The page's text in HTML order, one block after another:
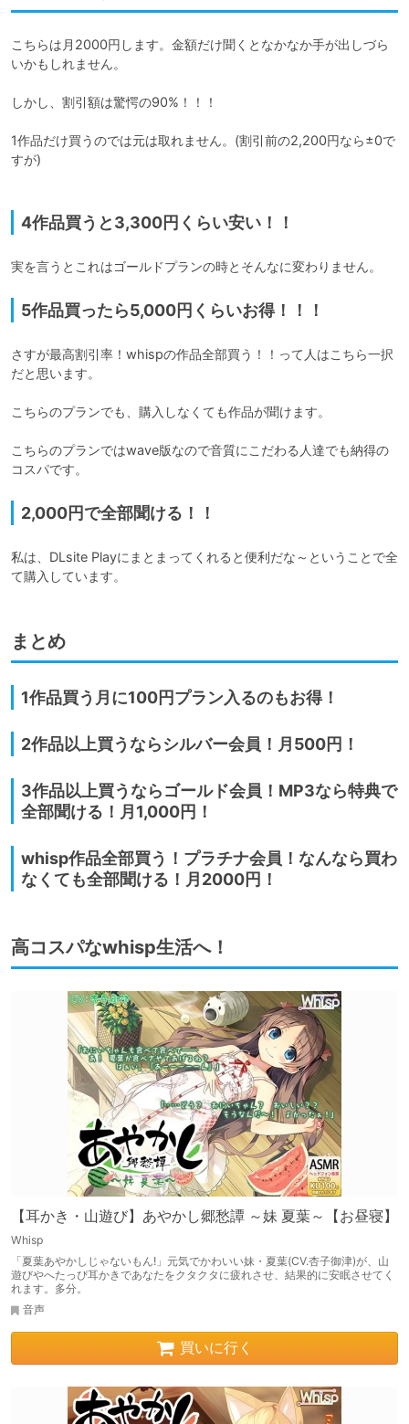
こちらは月2000円します。金額だけ聞くとなかなか手が出しづら
いかもしれません。
しかし、割引額は驚愕の90%！！！
1作品だけ買うのでは元は取れません。(割引前の2,200円なら±0で
すが)
4作品買うと3,300円くらい安い！！
実を言うとこれはゴールドプランの時とそんなに変わりません。
5作品買ったら5,000円くらいお得！！！
さすが最高割引率！whispの作品全部買う！！って人はこちら一択
だと思います。
こちらのプランでも、購入しなくても作品が聞けます。
こちらのプランではwave版なので音質にこだわる人達でも納得の
コスパです。
2,000円で全部聞ける！！
私は、DLsite Playにまとまってくれると便利だな～ということで全
て購入しています。
まとめ
1作品買う月に100円プラン入るのもお得！
2作品以上買うならシルバー会員！月500円！
3作品以上買うならゴールド会員！MP3なら特典で
全部聞ける！月1,000円！
whisp作品全部買う！プラチナ会員！なんなら買わ
なくても全部聞ける！月2000円！
高コスパなwhisp生活へ！
【耳かき・山遊び】あやかし郷愁譚 ～妹 夏葉～【お昼寝】
Whisp
「夏葉あやかしじゃないもん!」元気でかわいい妹・夏葉(CV.杏子御津)が、山
遊びやへたっぴ耳かきであなたをクタクタに疲れさせ、結果的に安眠させてく
れます。多分。
音声
買いに行く